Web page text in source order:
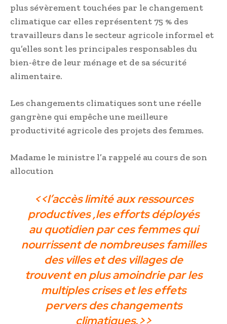
plus sévèrement touchées par le changement
climatique car elles représentent 75 % des
travailleurs dans le secteur agricole informel et
qu’elles sont les principales responsables du
bien-être de leur ménage et de sa sécurité
alimentaire.
Les changements climatiques sont une réelle
gangrène qui empêche une meilleure
productivité agricole des projets des femmes.
Madame le ministre l’a rappelé au cours de son
allocution
<<l’accès limité aux ressources
productives ,les efforts déployés
au quotidien par ces femmes qui
nourrissent de nombreuses familles
des villes et des villages de
trouvent en plus amoindrie par les
multiples crises et les effets
pervers des changements
climatiques.>>